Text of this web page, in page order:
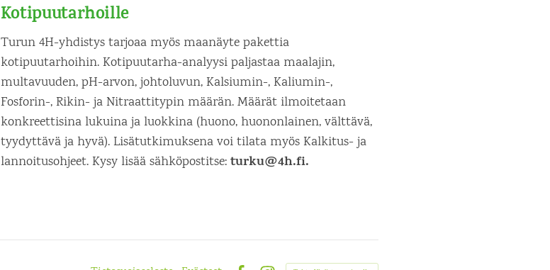
Kotipuutarhoille
Turun 4H-yhdistys tarjoaa myös maanäyte pakettia
kotipuutarhoihin. Kotipuutarha-analyysi paljastaa maalajin,
multavuuden, pH-arvon, johtoluvun, Kalsiumin-, Kaliumin-,
Fosforin-, Rikin- ja Nitraattitypin määrän. Määrät ilmoitetaan
konkreettisina lukuina ja luokkina (huono, huononlainen, välttävä,
tyydyttävä ja hyvä). Lisätutkimuksena voi tilata myös Kalkitus- ja
lannoitusohjeet. Kysy lisää sähköpostitse:turku@4h.fi.